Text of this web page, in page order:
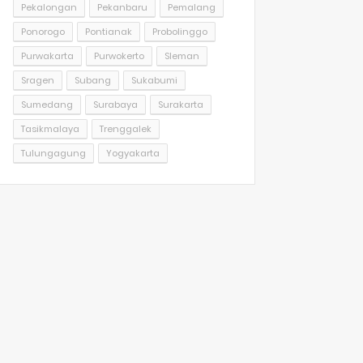
Pekalongan
Pekanbaru
Pemalang
Ponorogo
Pontianak
Probolinggo
Purwakarta
Purwokerto
Sleman
Sragen
Subang
Sukabumi
Sumedang
Surabaya
Surakarta
Tasikmalaya
Trenggalek
Tulungagung
Yogyakarta